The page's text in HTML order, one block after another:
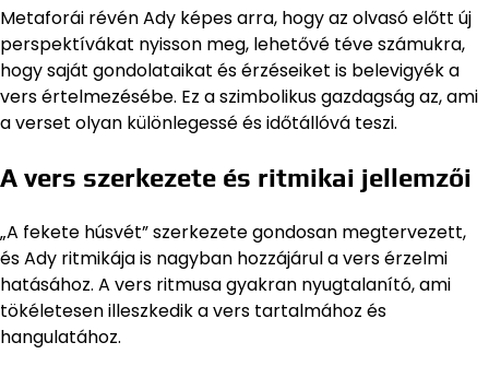
Metaforái révén Ady képes arra, hogy az olvasó előtt új
perspektívákat nyisson meg, lehetővé téve számukra,
hogy saját gondolataikat és érzéseiket is belevigyék a
vers értelmezésébe. Ez a szimbolikus gazdagság az, ami
a verset olyan különlegessé és időtállóvá teszi.
A vers szerkezete és ritmikai jellemzői
„A fekete húsvét” szerkezete gondosan megtervezett,
és Ady ritmikája is nagyban hozzájárul a vers érzelmi
hatásához. A vers ritmusa gyakran nyugtalanító, ami
tökéletesen illeszkedik a vers tartalmához és
hangulatához.